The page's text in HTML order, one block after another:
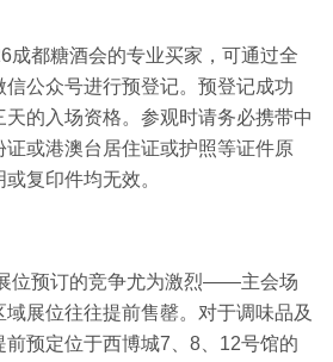
成都糖酒会的专业买家，可通过全
公众号进行预登记。 预登记成功
的入场资格。 参观时请务必携带中
或港澳台居住证或护照等证件原
复印件均无效。
位预订的竞争尤为激烈——主会场
展位往往提前售罄。 对于调味品及
前预定位于西博城7 8 12号馆的